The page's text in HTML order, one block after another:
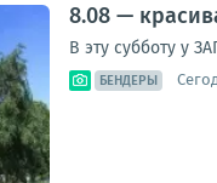
8.08 —
В эту субботу у
БЕНДЕРЫ